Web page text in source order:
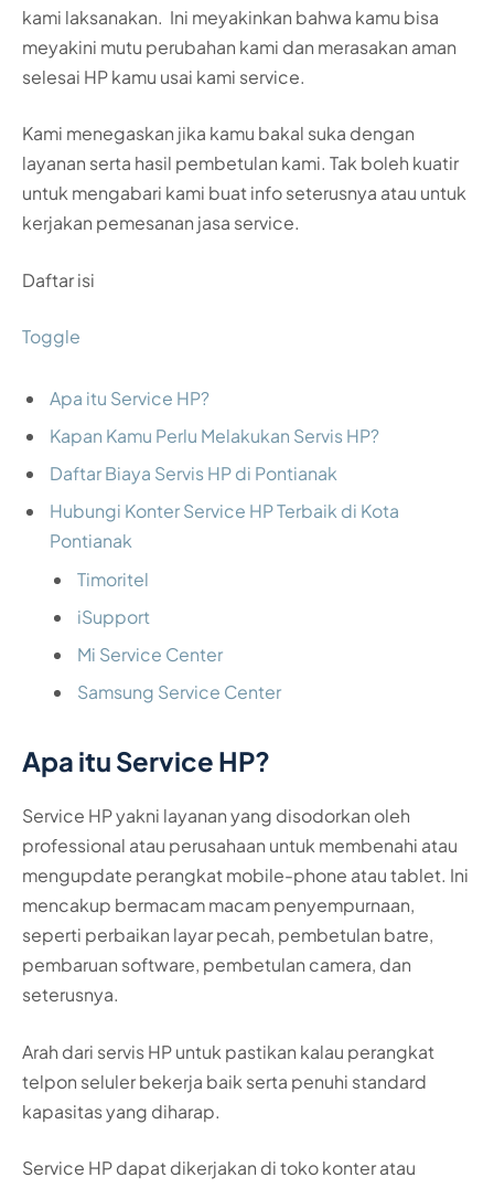
kami laksanakan. Ini meyakinkan bahwa kamu bisa
meyakini mutu perubahan kami dan merasakan aman
selesai HP kamu usai kami service.
Kami menegaskan jika kamu bakal suka dengan
layanan serta hasil pembetulan kami. Tak boleh kuatir
untuk mengabari kami buat info seterusnya atau untuk
kerjakan pemesanan jasa service.
Daftar isi
Toggle
Apa itu Service HP?
Kapan Kamu Perlu Melakukan Servis HP?
Daftar Biaya Servis HP di Pontianak
Hubungi Konter Service HP Terbaik di Kota
Pontianak
Timoritel
iSupport
Mi Service Center
Samsung Service Center
Apa itu Service HP?
Service HP yakni layanan yang disodorkan oleh
professional atau perusahaan untuk membenahi atau
mengupdate perangkat mobile-phone atau tablet. Ini
mencakup bermacam macam penyempurnaan,
seperti perbaikan layar pecah, pembetulan batre,
pembaruan software, pembetulan camera, dan
seterusnya.
Arah dari servis HP untuk pastikan kalau perangkat
telpon seluler bekerja baik serta penuhi standard
kapasitas yang diharap.
Service HP dapat dikerjakan di toko konter atau